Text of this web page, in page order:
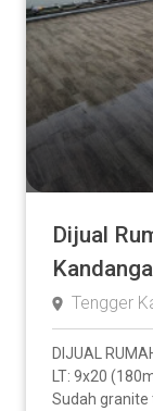
Dijual
Tengger
DIJUAL
LT: 9x20
Sudah granite